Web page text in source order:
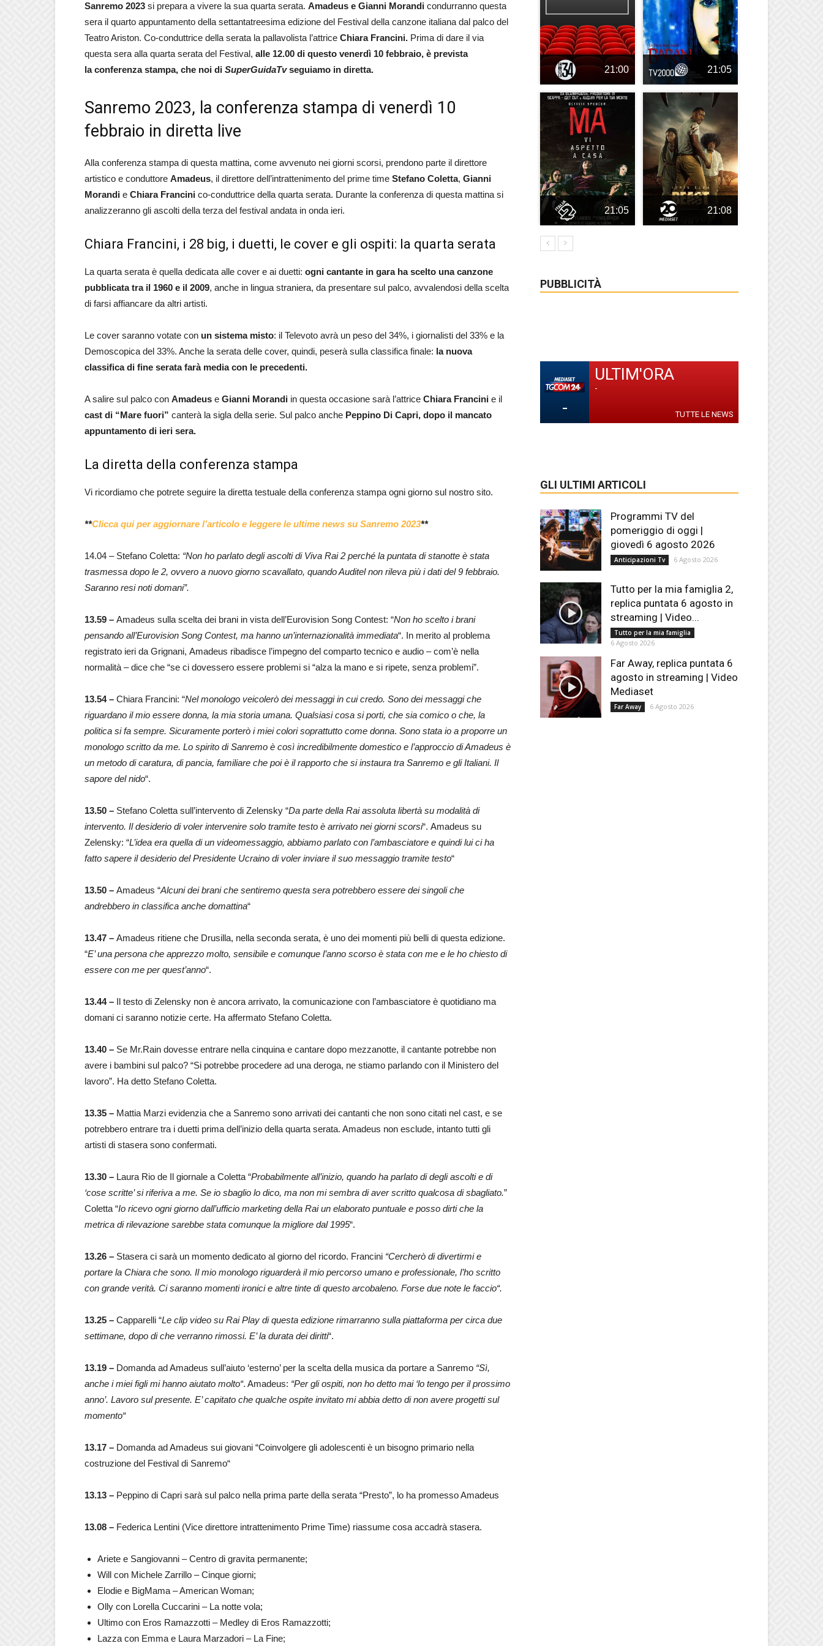
Sanremo 2023 si prepara a vivere la sua quarta serata. Amadeus e Gianni Morandi condurranno questa
sera il quarto appuntamento della settantatreesima edizione del Festival della canzone italiana dal palco del
Teatro Ariston. Co-conduttrice della serata la pallavolista l’attrice Chiara Francini. Prima di dare il via
questa sera alla quarta serata del Festival, alle 12.00 di questo venerdì 10 febbraio, è prevista
la conferenza stampa, che noi di SuperGuidaTvseguiamo in diretta.
Sanremo 2023, la conferenza stampa di venerdì 10
febbraio in diretta live
Alla conferenza stampa di questa mattina, come avvenuto nei giorni scorsi, prendono parte il direttore
artistico e conduttore Amadeus, il direttore dell’intrattenimento del prime time Stefano Coletta, Gianni
Morandi e Chiara Francini co-conduttrice della quarta serata. Durante la conferenza di questa mattina si
analizzeranno gli ascolti della terza del festival andata in onda ieri.
Chiara Francini, i 28 big, i duetti, le cover e gli ospiti: la quarta serata
La quarta serata è quella dedicata alle cover e ai duetti: ogni cantante in gara ha scelto una canzone
pubblicata tra il 1960 e il 2009, anche in lingua straniera, da presentare sul palco, avvalendosi della scelta
di farsi affiancare da altri artisti.
Le cover saranno votate con un sistema misto: il Televoto avrà un peso del 34%, i giornalisti del 33% e la
Demoscopica del 33%. Anche la serata delle cover, quindi, peserà sulla classifica finale: la nuova
classifica di fine serata farà media con le precedenti.
A salire sul palco con Amadeus e Gianni Morandi in questa occasione sarà l’attrice Chiara Francini e il
cast di “Mare fuori” canterà la sigla della serie. Sul palco anche Peppino Di Capri, dopo il mancato
appuntamento di ieri sera.
La diretta della conferenza stampa
Vi ricordiamo che potrete seguire la diretta testuale della conferenza stampa ogni giorno sul nostro sito.
**Clicca qui per aggiornare l’articolo e leggere le ultime news su Sanremo 2023**
14.04 – Stefano Coletta: “Non ho parlato degli ascolti di Viva Rai 2 perché la puntata di stanotte è stata
trasmessa dopo le 2, ovvero a nuovo giorno scavallato, quando Auditel non rileva più i dati del 9 febbraio.
Saranno resi noti domani”.
13.59 – Amadeus sulla scelta dei brani in vista dell’Eurovision Song Contest: “Non ho scelto i brani
pensando all’Eurovision Song Contest, ma hanno un’internazionalità immediata“. In merito al problema
registrato ieri da Grignani, Amadeus ribadisce l’impegno del comparto tecnico e audio – com’è nella
normalità – dice che “se ci dovessero essere problemi si “alza la mano e si ripete, senza problemi”.
13.54 – Chiara Francini: “Nel monologo veicolerò dei messaggi in cui credo. Sono dei messaggi che
riguardano il mio essere donna, la mia storia umana. Qualsiasi cosa si porti, che sia comico o che, la
politica si fa sempre. Sicuramente porterò i miei colori soprattutto come donna. Sono stata io a proporre un
monologo scritto da me. Lo spirito di Sanremo è così incredibilmente domestico e l’approccio di Amadeus è
un metodo di caratura, di pancia, familiare che poi è il rapporto che si instaura tra Sanremo e gli Italiani. Il
sapore del nido“.
13.50 – Stefano Coletta sull’intervento di Zelensky “Da parte della Rai assoluta libertà su modalità di
intervento. Il desiderio di voler intervenire solo tramite testo è arrivato nei giorni scorsi“. Amadeus su
Zelensky: “L’idea era quella di un videomessaggio, abbiamo parlato con l’ambasciatore e quindi lui ci ha
fatto sapere il desiderio del Presidente Ucraino di voler inviare il suo messaggio tramite testo“
13.50 – Amadeus “Alcuni dei brani che sentiremo questa sera potrebbero essere dei singoli che
andrebbero in classifica anche domattina“
13.47 – Amadeus ritiene che Drusilla, nella seconda serata, è uno dei momenti più belli di questa edizione.
“E’ una persona che apprezzo molto, sensibile e comunque l’anno scorso è stata con me e le ho chiesto di
essere con me per quest’anno“.
13.44 – Il testo di Zelensky non è ancora arrivato, la comunicazione con l’ambasciatore è quotidiano ma
domani ci saranno notizie certe. Ha affermato Stefano Coletta.
13.40 – Se Mr.Rain dovesse entrare nella cinquina e cantare dopo mezzanotte, il cantante potrebbe non
avere i bambini sul palco? “Si potrebbe procedere ad una deroga, ne stiamo parlando con il Ministero del
lavoro”. Ha detto Stefano Coletta.
13.35 – Mattia Marzi evidenzia che a Sanremo sono arrivati dei cantanti che non sono citati nel cast, e se
potrebbero entrare tra i duetti prima dell’inizio della quarta serata. Amadeus non esclude, intanto tutti gli
artisti di stasera sono confermati.
13.30 – Laura Rio de Il giornale a Coletta “Probabilmente all’inizio, quando ha parlato di degli ascolti e di
‘cose scritte’ si riferiva a me. Se io sbaglio lo dico, ma non mi sembra di aver scritto qualcosa di sbagliato.”
Coletta “Io ricevo ogni giorno dall’ufficio marketing della Rai un elaborato puntuale e posso dirti che la
metrica di rilevazione sarebbe stata comunque la migliore dal 1995“.
13.26 – Stasera ci sarà un momento dedicato al giorno del ricordo. Francini “Cercherò di divertirmi e
portare la Chiara che sono. Il mio monologo riguarderà il mio percorso umano e professionale, l’ho scritto
con grande verità. Ci saranno momenti ironici e altre tinte di questo arcobaleno. Forse due note le faccio“.
13.25 – Capparelli “Le clip video su Rai Play di questa edizione rimarranno sulla piattaforma per circa due
settimane, dopo di che verranno rimossi. E’ la durata dei diritti“.
13.19 – Domanda ad Amadeus sull’aiuto ‘esterno’ per la scelta della musica da portare a Sanremo “Sì,
anche i miei figli mi hanno aiutato molto“. Amadeus: “Per gli ospiti, non ho detto mai ‘lo tengo per il prossimo
anno’. Lavoro sul presente. E’ capitato che qualche ospite invitato mi abbia detto di non avere progetti sul
momento“
13.17 – Domanda ad Amadeus sui giovani “Coinvolgere gli adolescenti è un bisogno primario nella
costruzione del Festival di Sanremo“
13.13 – Peppino di Capri sarà sul palco nella prima parte della serata “Presto”, lo ha promesso Amadeus
13.08 – Federica Lentini (Vice direttore intrattenimento Prime Time) riassume cosa accadrà stasera.
Ariete e Sangiovanni – Centro di gravita permanente;
Will con Michele Zarrillo – Cinque giorni;
Elodie e BigMama – American Woman;
Olly con Lorella Cuccarini – La notte vola;
Ultimo con Eros Ramazzotti – Medley di Eros Ramazzotti;
Lazza con Emma e Laura Marzadori – La Fine;
21:00 21:05
21:05 21:08
PUBBLICITÀ
-
ULTIM'ORA
-
TUTTE LE NEWS
GLI ULTIMI ARTICOLI
Programmi TV del
pomeriggio di oggi |
giovedì 6 agosto 2026
Anticipazioni Tv 6 Agosto 2026
Tutto per la mia famiglia 2,
replica puntata 6 agosto in
streaming | Video...
Tutto per la mia famiglia
6 Agosto 2026
Far Away, replica puntata 6
agosto in streaming | Video
Mediaset
Far Away 6 Agosto 2026